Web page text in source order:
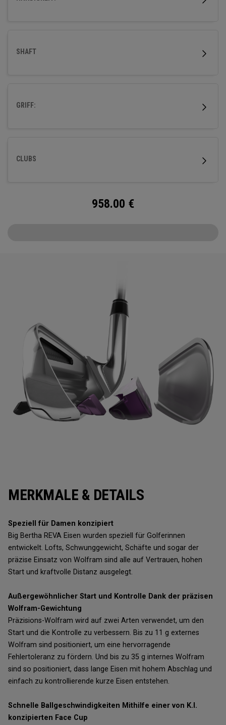
SHAFT
GRIFF:
CLUBS
958.00 €
MERKMALE & DETAILS
Speziell für Damen konzipiert
Big Bertha REVA Eisen wurden speziell für Golferinnen
entwickelt. Lofts, Schwunggewicht, Schäfte und sogar der
präzise Einsatz von Wolfram sind alle auf Vertrauen, hohen
Start und kraftvolle Distanz ausgelegt.
Außergewöhnlicher Start und Kontrolle Dank der präzisen
Wolfram-Gewichtung
Präzisions-Wolfram wird auf zwei Arten verwendet, um den
Start und die Kontrolle zu verbessern. Bis zu 11 g externes
Wolfram sind positioniert, um eine hervorragende
Fehlertoleranz zu fördern. Und bis zu 35 g internes Wolfram
sind so positioniert, dass lange Eisen mit hohem Abschlag und
einfach zu kontrollierende kurze Eisen entstehen.
Schnelle Ballgeschwindigkeiten Mithilfe einer von K.I.
konzipierten Face Cup